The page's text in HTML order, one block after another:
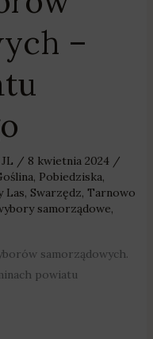
–
JL / 8 kwietnia 2024 /
, Pobiedziska,
Las, Swarzędz, Tarnowo
samorządowe,
samorządowych.
powiatu